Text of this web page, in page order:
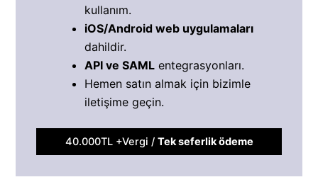
kullanım.
iOS/Android web uygulamaları
dahildir.
API ve SAML entegrasyonları.
Hemen satın almak için bizimle
iletişime geçin.
40.000TL +Vergi / Tek seferlik ödeme